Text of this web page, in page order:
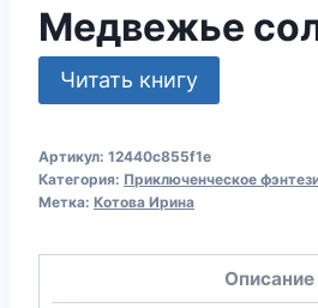
Медвежье
Читать книгу
Артикул: 12440c855f1e
Категория: Приключенческое
Метка: Котова Ирина
Описание